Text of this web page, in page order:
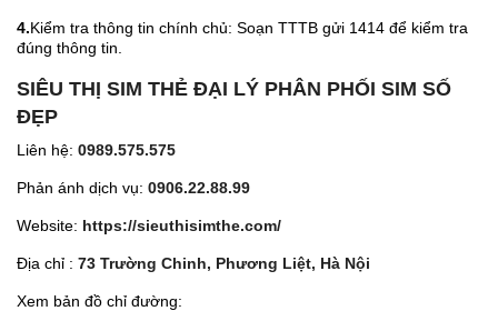
4.Kiểm tra thông tin chính chủ: Soạn TTTB gửi 1414 để kiểm tra
đúng thông tin.
SIÊU THỊ SIM THẺ ĐẠI LÝ PHÂN PHỐI SIM SỐ
ĐẸP
Liên hệ: 0989.575.575
Phản ánh dịch vụ: 0906.22.88.99
Website: https://sieuthisimthe.com/
Địa chỉ : 73 Trường Chinh, Phương Liệt, Hà Nội
Xem bản đồ chỉ đường: